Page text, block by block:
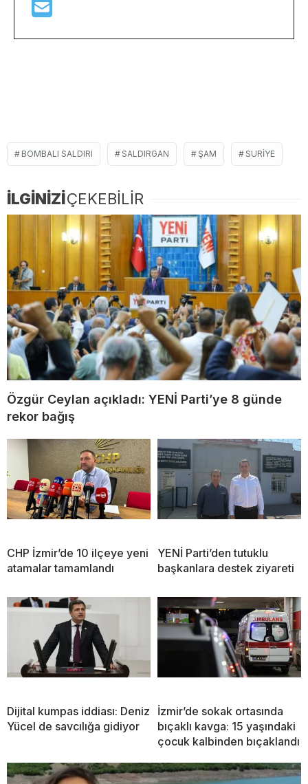
BOMBALI SALDIRI SALDIRGAN ŞAM SURIYE
İLGİNİZİÇEKEBİLİR
Özgür Ceylan açıkladı: YENİ Parti’ye 8 günde
rekor bağış
CHP İzmir’de 10 ilçeye yeni
atamalar tamamlandı
YENİ Parti’den tutuklu
başkanlara destek ziyareti
Dijital kumpas iddiası: Deniz
Yücel de savcılığa gidiyor
İzmir’de sokak ortasında
bıçaklı kavga: 15 yaşındaki
çocuk kalbinden bıçaklandı